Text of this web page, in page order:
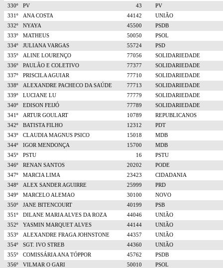
330º PV 43
PV
331º
ANA COSTA 44142
UNIÃO
332º
NYAYA 45500
PSDB
333º
MATHEUS 50050
PSOL
334º
JULIANA VARGAS 55724
PSD
335º
ALINE LOURENÇO 77056
SOLIDARIEDADE
336º
PAULÃO E COLETIVO 77377
SOLIDARIEDADE
337º
PRISCILA AGUIAR 77710
SOLIDARIEDADE
338º
ALEXANDRE PACHECO DA SAÚDE 77713
SOLIDARIEDADE
339º
LUCIANE LU 77779
SOLIDARIEDADE
340º
EDISON FEIJÓ 77789
SOLIDARIEDADE
341º
ARTUR GOULART 10789
REPUBLICANOS
342º
BATISTA FILHO 12312
PDT
343º
CLAUDIA MAGNUS PSICO 15018
MDB
344º
IGOR MENDONÇA 15700
MDB
345º
PSTU 16
PSTU
346º
RENAN SANTOS 20202
PODE
347º
MARCIA LIMA 23423
CIDADANIA
348º
ALEX SANDER AGUIRRE 25999
PRD
349º
MARCELO ALEMAO 30100
NOVO
350º
JANE BITENCOURT 40199
PSB
351º
DILANE MARIA ALVES DA ROZA 44046
UNIÃO
352º
YASMIN MARQUET ALVES 44144
UNIÃO
353º
ALEXANDRE FRAGA JOHNSTONE 44357
UNIÃO
354º
SGT. IVO STREB 44360
UNIÃO
355º
COMISSÁRIA ANA TÓPPOR 45762
PSDB
356º
VILMAR O GARI 50010
PSOL